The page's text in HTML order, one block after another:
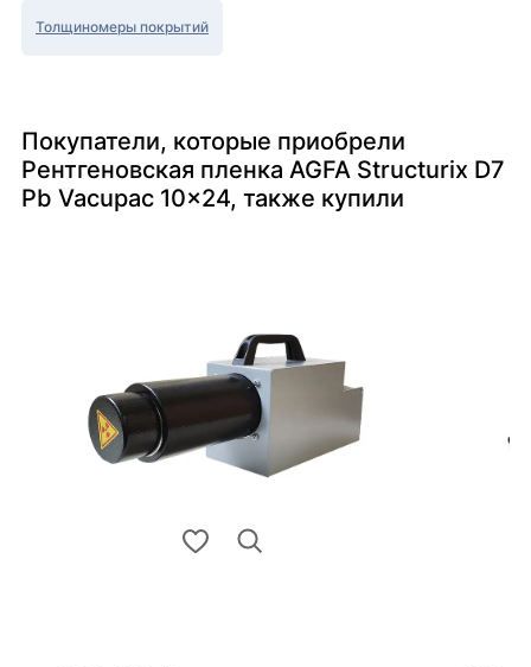
Толщиномеры покрытий
Покупатели, которые приобрели
Рентгеновская пленка AGFA Structurix D7
Pb Vacupac 10x24, также купили